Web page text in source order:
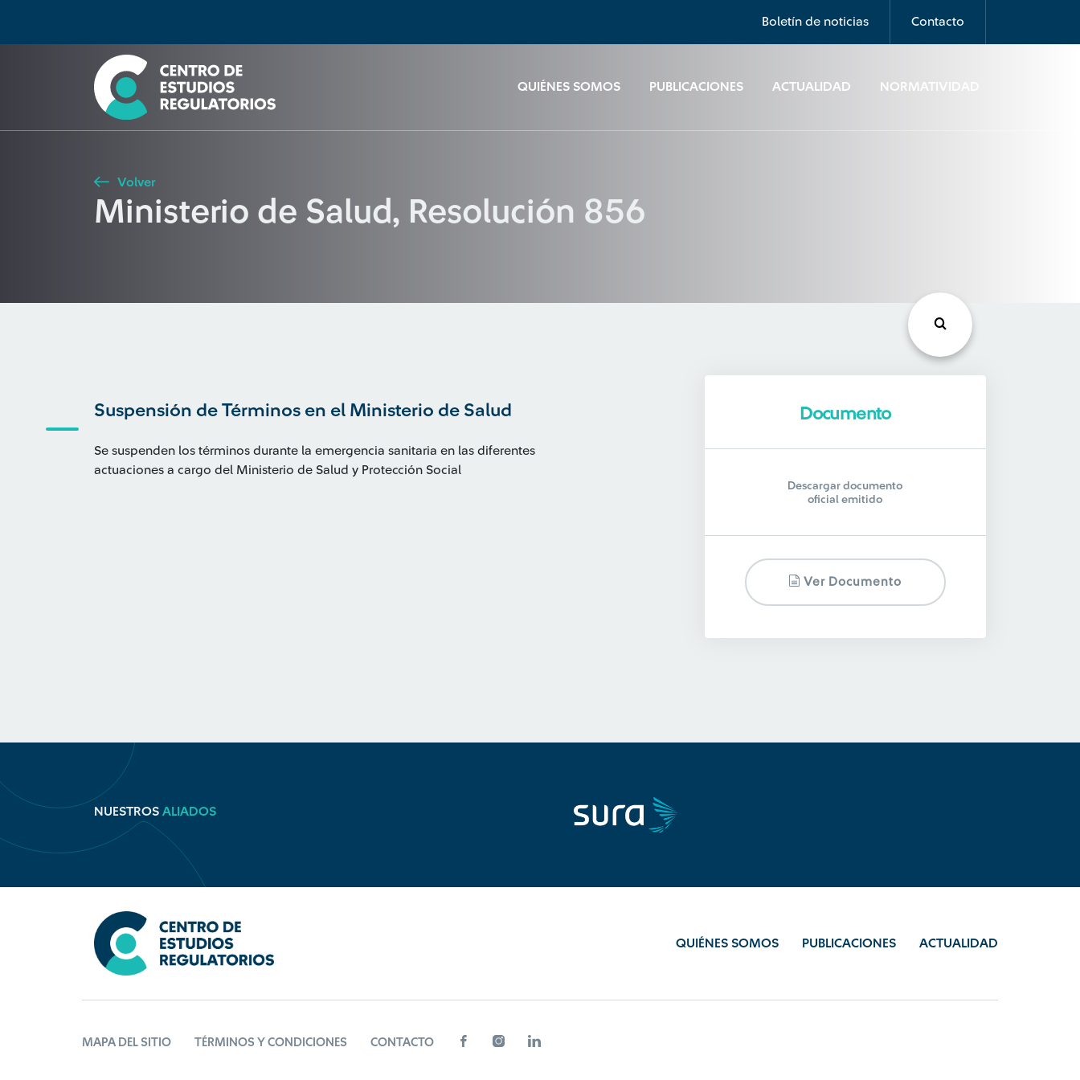
Boletín de noticias Contacto
QUIÉNES SOMOS PUBLICACIONES ACTUALIDAD NORMATIVIDAD
Seleccione país
Buscar
Volver
Ministerio de Salud, Resolución 856
Suspensión de Términos en el Ministerio de Salud
Se suspenden los términos durante la emergencia sanitaria en las diferentes
actuaciones a cargo del Ministerio de Salud y Protección Social
Documento
Descargar documento
oficial emitido
Ver Documento
NUESTROS ALIADOS
QUIÉNES SOMOS PUBLICACIONES ACTUALIDAD
MAPA DEL SITIO TÉRMINOS Y CONDICIONES CONTACTO